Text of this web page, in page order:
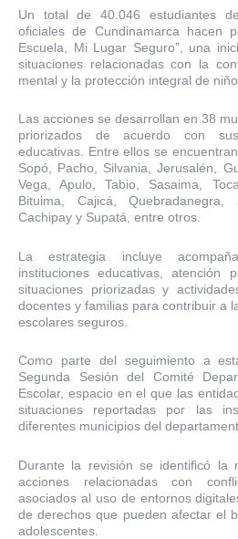
Un total de 40.046 estudiantes
oficiales de Cundinamarca hacen
Escuela, Mi Lugar Seguro”, una
situaciones relacionadas con la
mental y la protección integral de
Las acciones se desarrollan en 38
priorizados de acuerdo con
educativas. Entre ellos se
Sopó, Pacho, Silvania, Jerusalén,
Vega, Apulo, Tabio, Sasaima,
Bituima, Cajicá, Quebradanegra,
Cachipay y Supatá, entre otros.
La estrategia incluye
instituciones educativas, atención
situaciones priorizadas y
docentes y familias para contribuir a
escolares seguros.
Como parte del seguimiento a
Segunda Sesión del Comité
Escolar, espacio en el que las
situaciones reportadas por las
diferentes municipios del
Durante la revisión se identificó la
acciones relacionadas con
asociados al uso de entornos
de derechos que pueden afectar el
adolescentes.